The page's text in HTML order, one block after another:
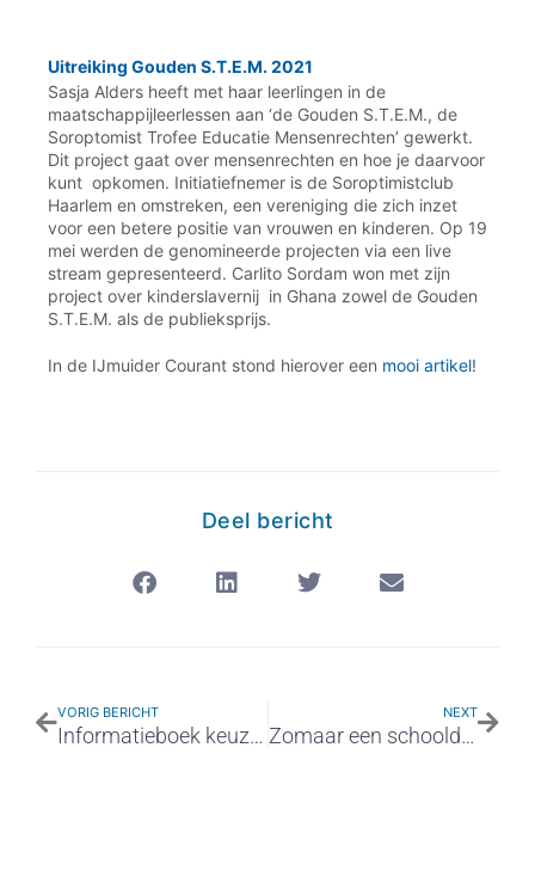
Uitreiking Gouden S.T.E.M. 2021
Sasja Alders heeft met haar leerlingen in de
maatschappijleerlessen aan ‘de Gouden S.T.E.M., de
Soroptomist Trofee Educatie Mensenrechten’ gewerkt.
Dit project gaat over mensenrechten en hoe je daarvoor
kunt opkomen. Initiatiefnemer is de Soroptimistclub
Haarlem en omstreken, een vereniging die zich inzet
voor een betere positie van vrouwen en kinderen. Op 19
mei werden de genomineerde projecten via een live
stream gepresenteerd. Carlito Sordam won met zijn
project over kinderslavernij in Ghana zowel de Gouden
S.T.E.M. als de publieksprijs.
In de IJmuider Courant stond hierover een mooi artikel!
Deel bericht
VORIG BERICHT
Informatieboek keuzevakken 2021-2022
NEXT
Zomaar een schooldag bij MCIJ…